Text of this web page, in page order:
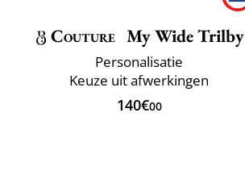
Couture My Wide Trilby
Personalisatie
Keuze uit afwerkingen
140€00